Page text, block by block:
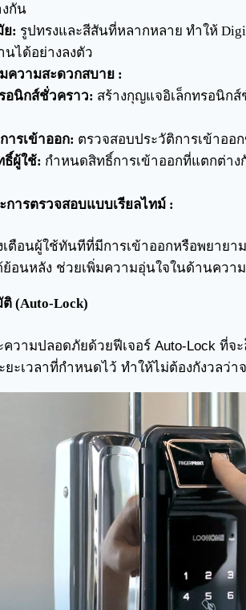
กัน
ย: รูปทรงและสีสันที่หลากหลาย ทำให้
นได้อย่างลงตัว
ความสะดวกสบาย :
อนิกส์ชั่วคราว: สร้างกุญแจอิเล็กทรอนิก
ารเข้าออก: ตรวจสอบประวัติการเข้าออ
ธิ์ผู้ใช้: กำหนดสิทธิ์การเข้าออกที่แตกต่า
การตรวจสอบแบบเรียลไทม์ :
ตือนผู้ใช้ทันทีที่มีการเข้าออกหรือพยายา
ย้อนหลัง ช่วยเพิ่มความอุ่นใจในด้านคว
(Auto-Lock)
วามปลอดภัยด้วยฟีเจอร์ Auto-Lock ที่จ
ยะเวลาที่กำหนดไว้ ทำให้ไม่ต้องกังวลว่า